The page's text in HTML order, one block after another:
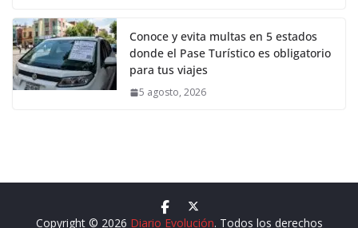
Conoce y evita multas en 5 estados
donde el Pase Turístico es obligatorio
para tus viajes
5 agosto, 2026
Copyright © 2026 Diario Evolución. Todos los derechos